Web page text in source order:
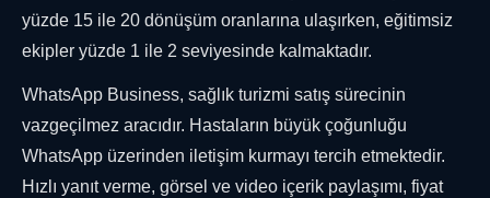
yüzde 15 ile 20 dönüşüm oranlarına ulaşırken, eğitimsiz
ekipler yüzde 1 ile 2 seviyesinde kalmaktadır.
WhatsApp Business, sağlık turizmi satış sürecinin
vazgeçilmez aracıdır. Hastaların büyük çoğunluğu
WhatsApp üzerinden iletişim kurmayı tercih etmektedir.
Hızlı yanıt verme, görsel ve video içerik paylaşımı, fiyat